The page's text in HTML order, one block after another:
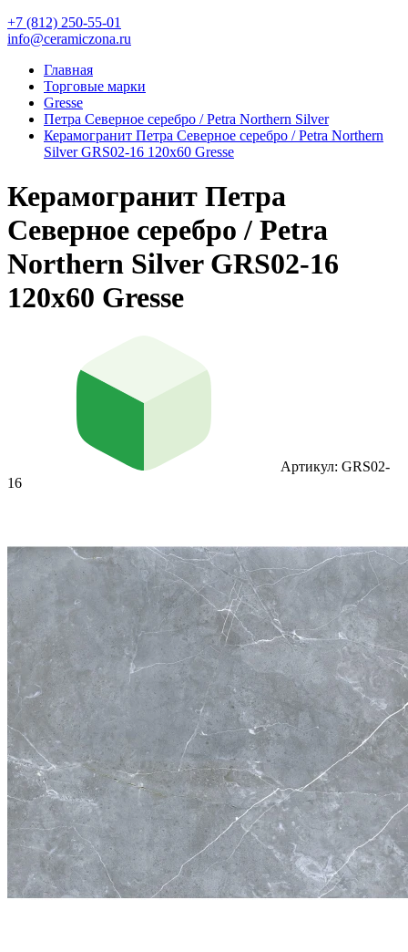
+7 (812) 250-55-01
info@ceramiczona.ru
Главная
Торговые марки
Gresse
Петра Северное серебро / Petra Northern Silver
Керамогранит Петра Северное серебро / Petra Northern
Silver GRS02-16 120x60 Gresse
Керамогранит Петра
Северное серебро / Petra
Northern Silver GRS02-16
120x60 Gresse
Артикул: GRS02-
16